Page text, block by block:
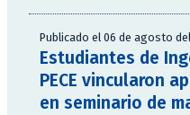
Publicado el 06 de agosto
Estudiantes de
PECE vincularon
en seminario de